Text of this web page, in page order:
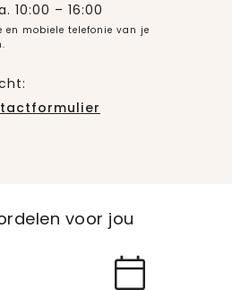
10:00 – 16:00
mobiele telefonie van je
voor jou